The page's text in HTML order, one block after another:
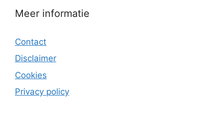
Meer informatie
Contact
Disclaimer
Cookies
Privacy policy